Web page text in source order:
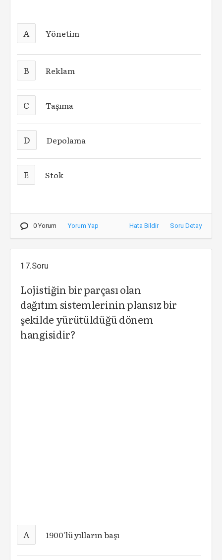
A Yönetim
B Reklam
C Taşıma
D Depolama
E Stok
0 Yorum Yorum Yap Hata Bildir Soru Detay
17.Soru
Lojistiğin bir parçası olan
dağıtım sistemlerinin plansız bir
şekilde yürütüldüğü dönem
hangisidir?
A 1900'lü yılların başı